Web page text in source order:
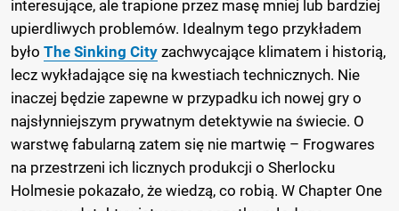
interesujące, ale trapione przez masę mniej lub bardziej
upierdliwych problemów. Idealnym tego przykładem
było The Sinking City zachwycające klimatem i historią,
lecz wykładające się na kwestiach technicznych. Nie
inaczej będzie zapewne w przypadku ich nowej gry o
najsłynniejszym prywatnym detektywie na świecie. O
warstwę fabularną zatem się nie martwię – Frogwares
na przestrzeni ich licznych produkcji o Sherlocku
Holmesie pokazało, że wiedzą, co robią. W Chapter One